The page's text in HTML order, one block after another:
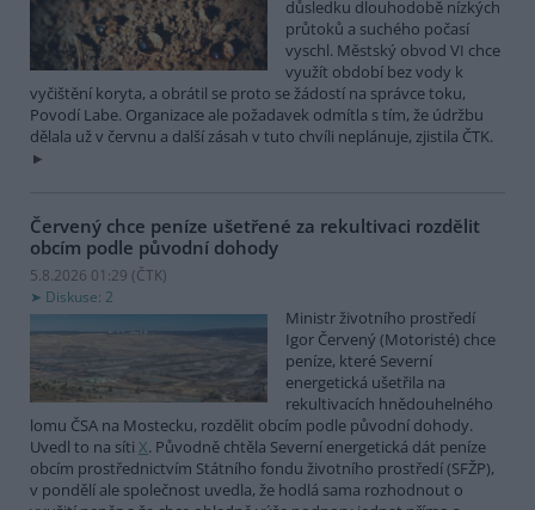
důsledku dlouhodobě nízkých
průtoků a suchého počasí
vyschl. Městský obvod VI chce
využít období bez vody k
vyčištění koryta, a obrátil se proto se žádostí na správce toku,
Povodí Labe. Organizace ale požadavek odmítla s tím, že údržbu
dělala už v červnu a další zásah v tuto chvíli neplánuje, zjistila ČTK.
Červený chce peníze ušetřené za rekultivaci rozdělit
obcím podle původní dohody
5.8.2026 01:29 (ČTK)
Diskuse: 2
Ministr životního prostředí
Igor Červený (Motoristé) chce
peníze, které Severní
energetická ušetřila na
rekultivacích hnědouhelného
lomu ČSA na Mostecku, rozdělit obcím podle původní dohody.
Uvedl to na síti X. Původně chtěla Severní energetická dát peníze
obcím prostřednictvím Státního fondu životního prostředí (SFŽP),
v pondělí ale společnost uvedla, že hodlá sama rozhodnout o